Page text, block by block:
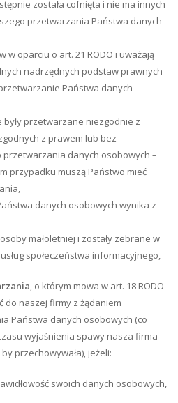
została cofnięta i nie ma innych
przetwarzania Państwa danych
w oparciu o art. 21 RODO i uważają
nadrzędnych podstaw prawnych
Państwa danych
przetwarzane niezgodnie z
z prawem lub bez
danych osobowych –
przypadku muszą Państwo mieć
danych osobowych wynika z
małoletniej i zostały zebrane w
społeczeństwa informacyjnego,
, o którym mowa w art. 18 RODO
do naszej firmy z żądaniem
Państwa danych osobowych (co
wyjaśnienia spawy nasza firma
przechowywała), jeżeli:
swoich danych osobowych,